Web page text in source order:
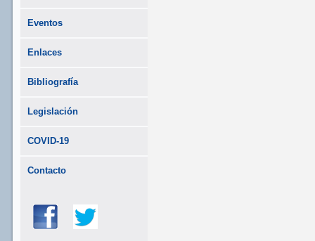
Eventos
Enlaces
Bibliografía
Legislación
COVID-19
Contacto